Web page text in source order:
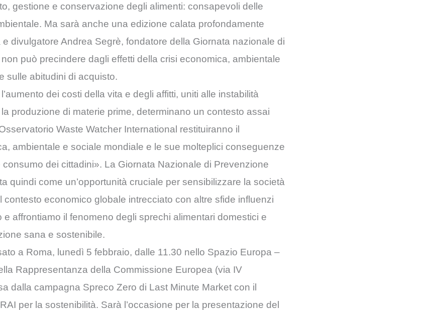
gestione e conservazione degli alimenti: consapevoli delle
Ma sarà anche una edizione calata profondamente
divulgatore Andrea Segrè, fondatore della Giornata nazionale di
può precindere dagli effetti della crisi economica, ambientale
sulle abitudini di acquisto.
dei costi della vita e degli affitti, uniti alle instabilità
produzione di materie prime, determinano un contesto assai
Waste Watcher International restituiranno il
ambientale e sociale mondiale e le sue molteplici conseguenze
dei cittadini». La Giornata Nazionale di Prevenzione
quindi come un’opportunità cruciale per sensibilizzare la società
economico globale intrecciato con altre sfide influenzi
affrontiamo il fenomeno degli sprechi alimentari domestici e
sana e sostenibile.
a Roma, lunedì 5 febbraio, dalle 11.30 nello Spazio Europa –
Rappresentanza della Commissione Europea (via IV
dalla campagna Spreco Zero di Last Minute Market con il
per la sostenibilità. Sarà l’occasione per la presentazione del